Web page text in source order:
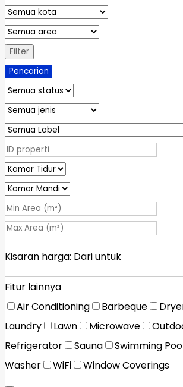
Filter
Pencarian
Kisaran harga: Dariuntuk
Fitur lainnya
Air Conditioning
Barbeque
Laundry
Lawn Microwave
Refrigerator
Sauna Swimming
Washer
WiFi Window Coverings